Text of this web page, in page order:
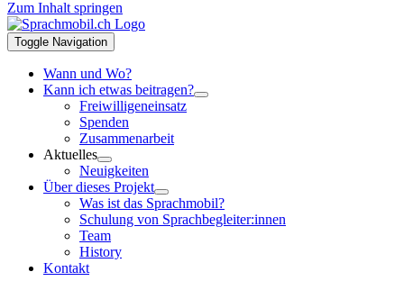
Zum Inhalt springen
Toggle Navigation
Wann und Wo?
Kann ich etwas beitragen?
Freiwilligeneinsatz
Spenden
Zusammenarbeit
Aktuelles
Neuigkeiten
Über dieses Projekt
Was ist das Sprachmobil?
Schulung von Sprachbegleiter:innen
Team
History
Kontakt